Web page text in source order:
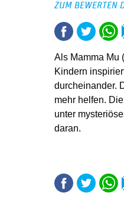
ZUM BEWERTEN
Als Mamma Mu
Kindern
durcheinander.
mehr helfen.
unter
daran.